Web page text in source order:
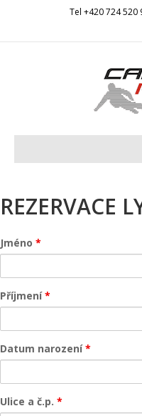
Tel +420 724
REZERVACE
Jméno *
Příjmení*
Datum narození*
Ulice a č.p. *